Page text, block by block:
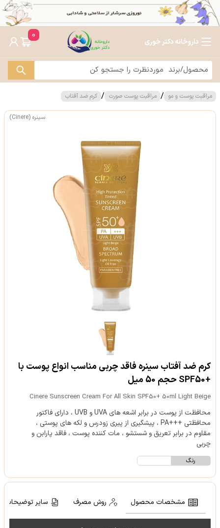
داروخانه دکتر خوری
0
مراقبت پوست و مو / مراقبت پوست صورت / کرم ضد آفتاب
سینره (Cinere)
کرم ضد آفتاب سینره فاقد چربی مناسب انواع پوست با
+SPF50 حجم 50 میل
Cinere Sunscreen Cream For All Skin SPF50+ 50ml Light Beige
محافظت از پوست در برابر اشعه های UVA و UVB ، دارای فاکتور
محافظتی +++PA ، پیشگیری از پیری زودرس و لکه های پوستی ،
مقاوم در برابر تعریق و شستشو ، مات کننده پوست ، فاقد پارابن و
چربی
رنگ
مشخصات محصول روش مصرف سایر توضیحات